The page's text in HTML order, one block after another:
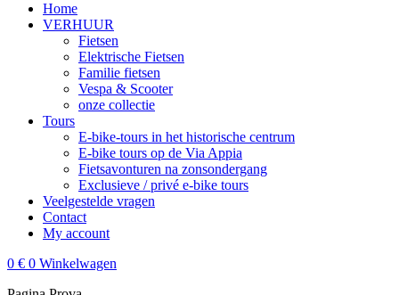
Home
VERHUUR
Fietsen
Elektrische Fietsen
Familie fietsen
Vespa & Scooter
onze collectie
Tours
E‑bike‑tours in het historische centrum
E‑bike tours op de Via Appia
Fietsavonturen na zonsondergang
Exclusieve / privé e‑bike tours
Veelgestelde vragen
Contact
My account
0 € 0 Winkelwagen